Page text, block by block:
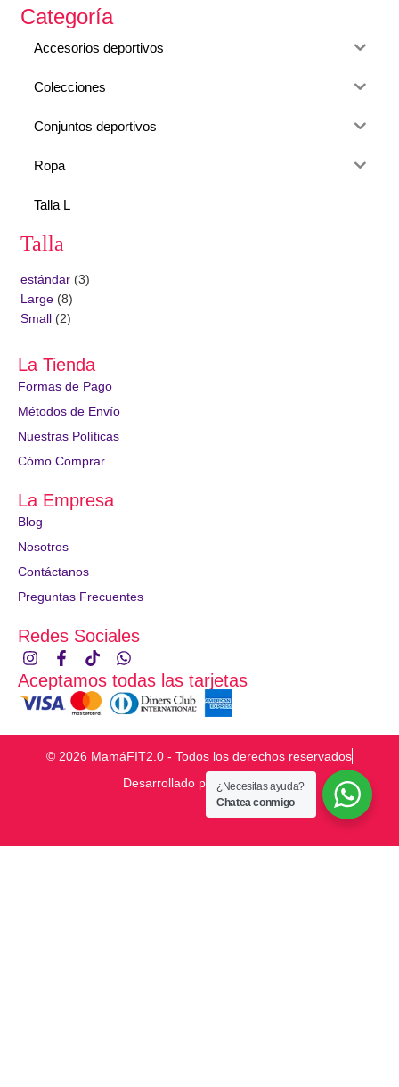
Categoría
Accesorios deportivos
Colecciones
Conjuntos deportivos
Ropa
Talla L
Talla
estándar (3)
Large (8)
Small (2)
La Tienda
Formas de Pago
Métodos de Envío
Nuestras Políticas
Cómo Comprar
La Empresa
Blog
Nosotros
Contáctanos
Preguntas Frecuentes
Redes Sociales
Aceptamos todas las tarjetas
© 2026 MamáFIT2.0 - Todos los derechos reservados
Desarrollado por ¿Necesitas ayuda?
Chatea conmigo